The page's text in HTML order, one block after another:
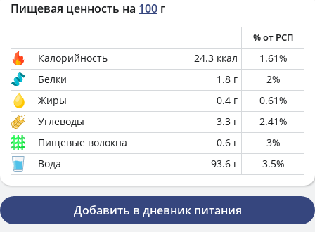
Пищевая ценность на 100 г
% от РСП
Калорийность 24.3 ккал 1.61%
Белки
1.8 г 2%
Жиры
0.4 г 0.61%
Углеводы
3.3 г 2.41%
Пищевые волокна
0.6 г 3%
Вода
93.6 г 3.5%
Добавить в дневник питания